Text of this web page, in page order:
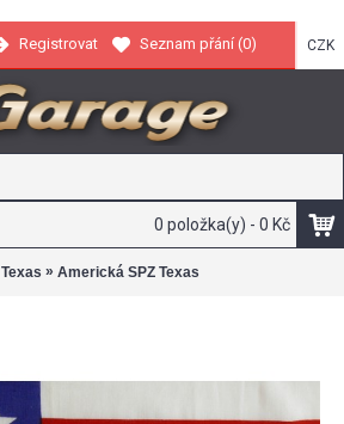
CZK
Registrovat Seznam přání (0)
0 položka(y) - 0 Kč
Texas » Americká SPZ Texas